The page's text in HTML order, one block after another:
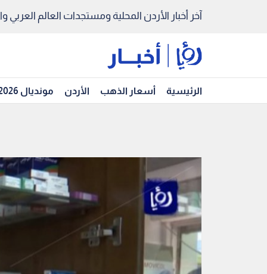
آخر أخبار الأردن المحلية ومستجدات العالم العربي
الرئيسية أسعار الذهب الأردن مونديال 2026